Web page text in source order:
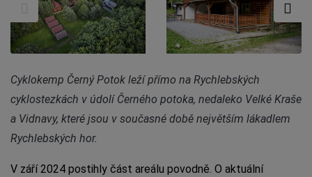
Cyklokemp Černý Potok leží přímo na Rychlebských
cyklostezkách v údolí Černého potoka, nedaleko Velké Kraše
a Vidnavy, které jsou v současné době největším lákadlem
Rychlebských hor.
V září 2024 postihly část areálu povodně. O aktuální